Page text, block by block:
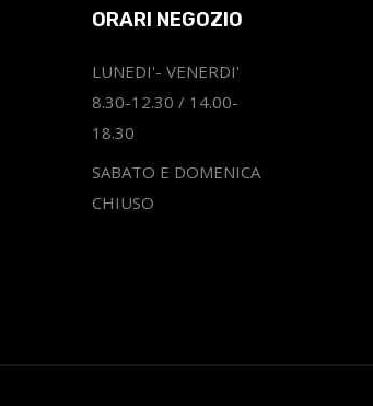
ORARI NEGOZIO
LUNEDI'- VENERDI'
8.30-12.30 / 14.00-
18.30
SABATO E DOMENICA
CHIUSO